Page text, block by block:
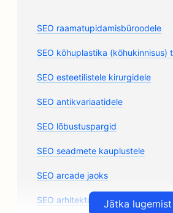
SEO raamatupidamisbüroodele
SEO kõhuplastika (kõhukinnisus)
SEO esteetilistele kirurgidele
SEO antikvariaatidele
SEO lõbustuspargid
SEO seadmete kauplustele
SEO arcade jaoks
SEO arhitektuuribüroodele
Jätka lugemist